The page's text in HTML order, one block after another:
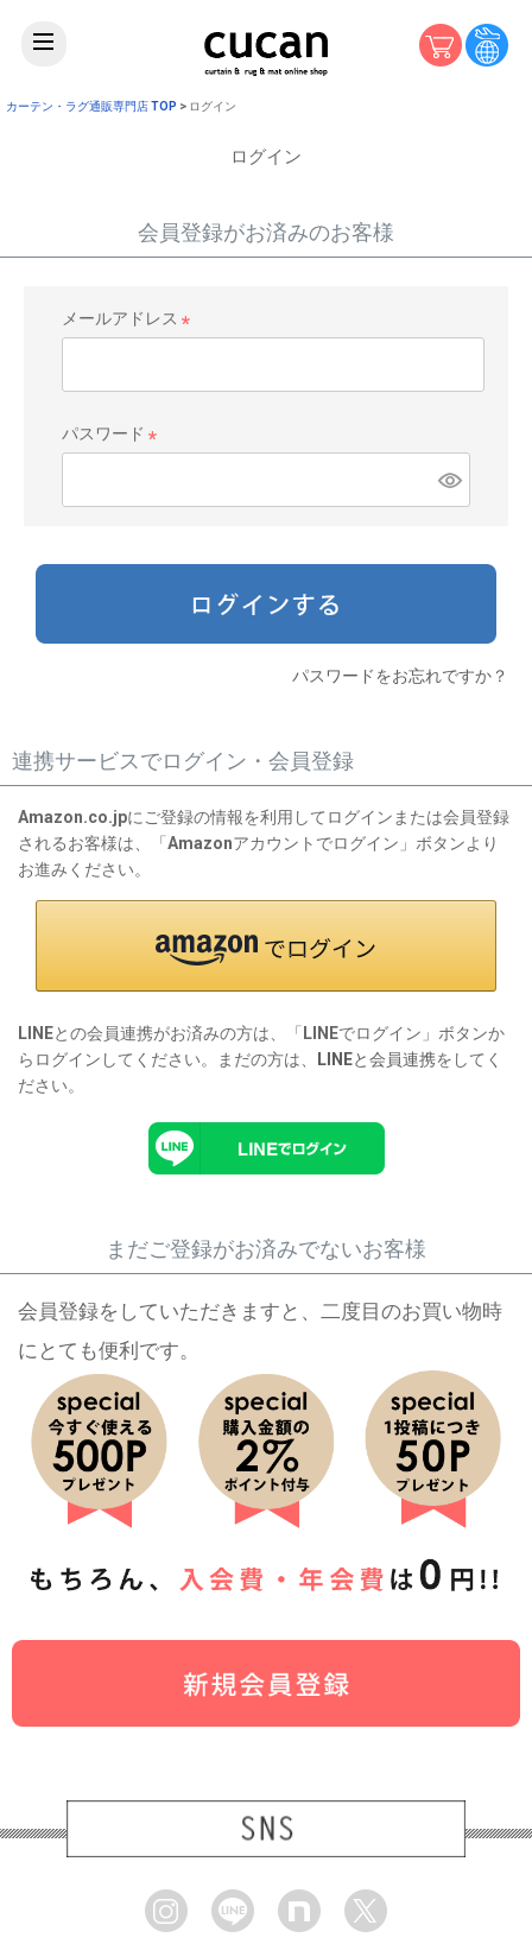
カーテン・ラグ通販専門店 TOP ログイン
ログイン
会員登録がお済みのお客様
メールアドレス
パスワード
パスワードをお忘れですか？
連携サービスでログイン・会員登録
Amazon.co.jpにご登録の情報を利用してログインまたは会員登録
されるお客様は、「Amazonアカウントでログイン」ボタンより
お進みください。
LINEとの会員連携がお済みの方は、「LINEでログイン」ボタンか
らログインしてください。まだの方は、
LINEと会員連携をしてく
ださい。
まだご登録がお済みでないお客様
会員登録をしていただきますと、二度目のお買い物時
にとても便利です。